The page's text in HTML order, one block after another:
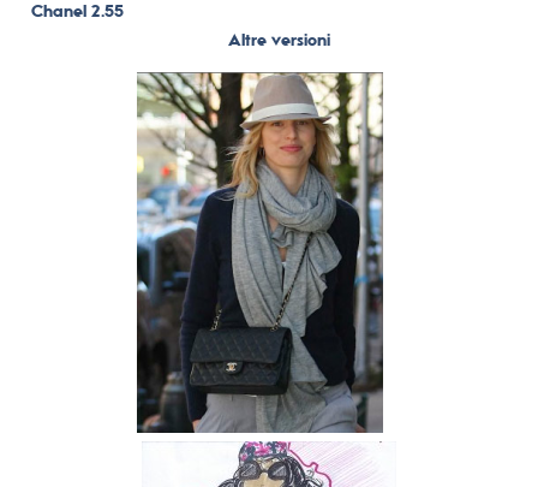
Chanel 2.55
Altre versioni